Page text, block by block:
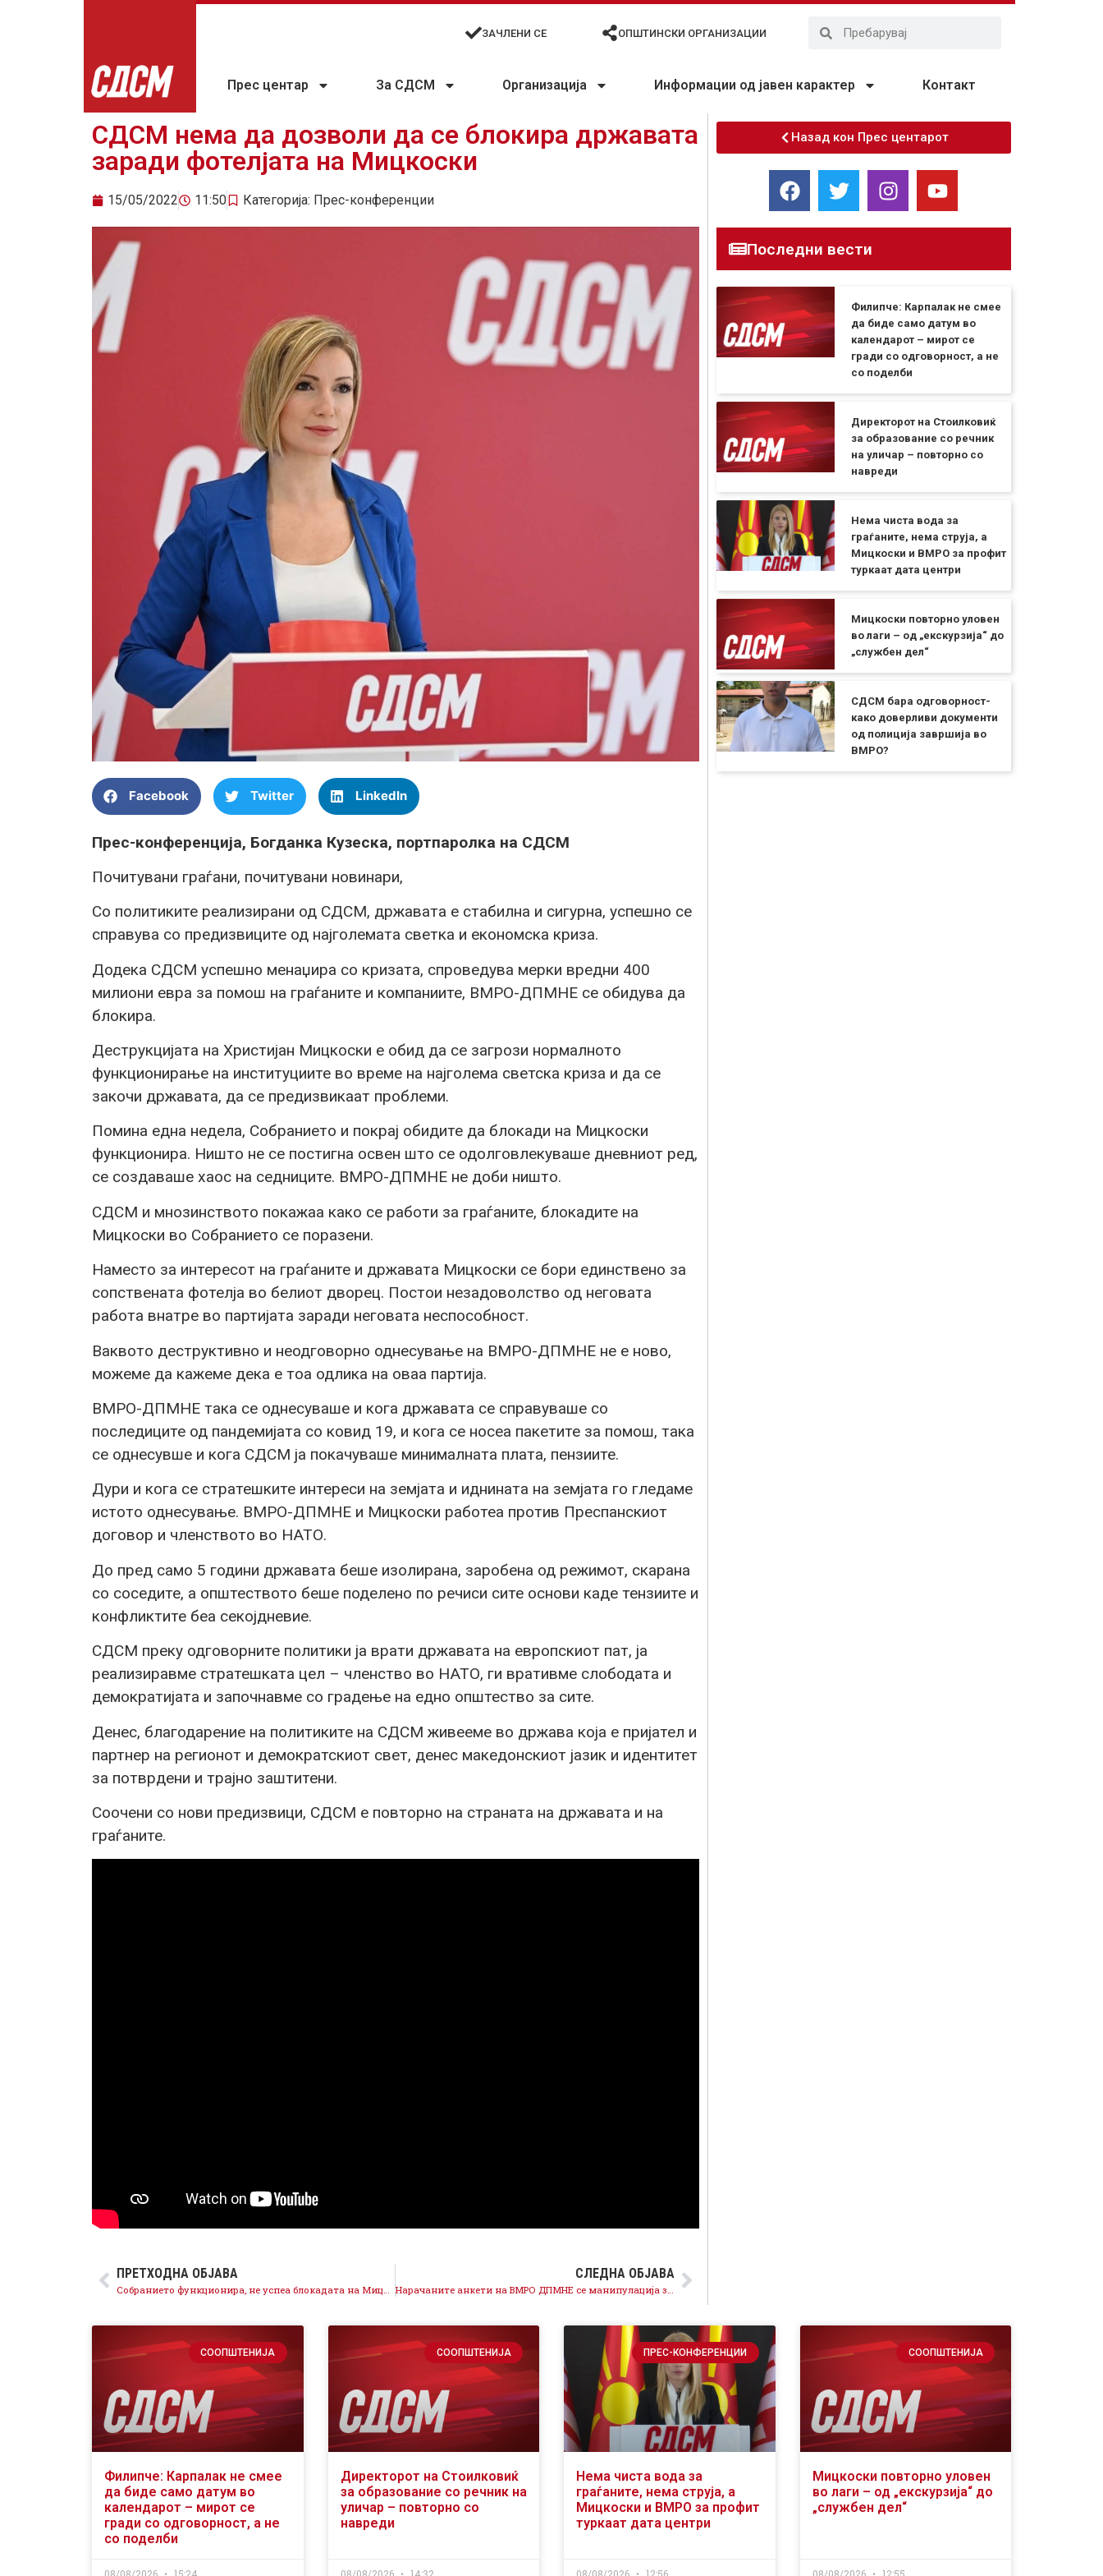
ЗАЧЛЕНИ СЕ ОПШТИНСКИ ОРГАНИЗАЦИИ
Прес центар За СДСМ Организација Информации од јавен карактер Контакт
СДСМ нема да дозволи да се блокира државата
заради фотелјата на Мицкоски
15/05/2022 11:50 Категорија: Прес-конференции
Facebook Twitter LinkedIn
Прес-конференција, Богданка Кузеска, портпаролка на СДСМ
Почитувани граѓани, почитувани новинари,
Со политиките реализирани од СДСМ, државата е стабилна и сигурна, успешно се
справува со предизвиците од најголемата светка и економска криза.
Додека СДСМ успешно менаџира со кризата, спроведува мерки вредни 400
милиони евра за помош на граѓаните и компаниите, ВМРО-ДПМНЕ се обидува да
блокира.
Деструкцијата на Христијан Мицкоски е обид да се загрози нормалното
функционирање на институциите во време на најголема светска криза и да се
закочи државата, да се предизвикаат проблеми.
Помина една недела, Собранието и покрај обидите да блокади на Мицкоски
функционира. Ништо не се постигна освен што се одолговлекуваше дневниот ред,
се создаваше хаос на седниците. ВМРО-ДПМНЕ не доби ништо.
СДСМ и мнозинството покажаа како се работи за граѓаните, блокадите на
Мицкоски во Собранието се поразени.
Наместо за интересот на граѓаните и државата Мицкоски се бори единствено за
сопствената фотелја во белиот дворец. Постои незадоволство од неговата
работа внатре во партијата заради неговата неспособност.
Ваквото деструктивно и неодговорно однесување на ВМРО-ДПМНЕ не е ново,
можеме да кажеме дека е тоа одлика на оваа партија.
ВМРО-ДПМНЕ така се однесуваше и кога државата се справуваше со
последиците од пандемијата со ковид 19, и кога се носеа пакетите за помош, така
се однесувше и кога СДСМ ја покачуваше минималната плата, пензиите.
Дури и кога се стратешките интереси на земјата и иднината на земјата го гледаме
истото однесување. ВМРО-ДПМНЕ и Мицкоски работеа против Преспанскиот
договор и членството во НАТО.
До пред само 5 години државата беше изолирана, заробена од режимот, скарана
со соседите, а општеството беше поделено по речиси сите основи каде тензиите и
конфликтите беа секојдневие.
СДСМ преку одговорните политики ја врати државата на европскиот пат, ја
реализиравме стратешката цел – членство во НАТО, ги вративме слободата и
демократијата и започнавме со градење на едно општество за сите.
Денес, благодарение на политиките на СДСМ живееме во држава која е пријател и
партнер на регионот и демократскиот свет, денес македонскиот јазик и идентитет
за потврдени и трајно заштитени.
Соочени со нови предизвици, СДСМ е повторно на страната на државата и на
граѓаните.
ПРЕТХОДНА ОБЈАВА СЛЕДНА ОБЈАВА
Назад кон Прес центарот
Последни вести
Филипче: Карпалак не смее
да биде само датум во
календарот – мирот се
гради со одговорност, а не
со поделби
Директорот на Стоилковиќ
за образование со речник
на уличар – повторно со
навреди
Нема чиста вода за
граѓаните, нема струја, а
Мицкоски и ВМРО за профит
туркаат дата центри
Мицкоски повторно уловен
во лаги – од „екскурзија“ до
„службен дел“
СДСМ бара одговорност-
како доверливи документи
од полиција завршија во
ВМРО?
СООПШТЕНИЈА
Филипче: Карпалак не смее
да биде само датум во
календарот – мирот се
гради со одговорност, а не
со поделби
СООПШТЕНИЈА
Директорот на Стоилковиќ
за образование со речник на
уличар – повторно со
навреди
ПРЕС-КОНФЕРЕНЦИИ
Нема чиста вода за
граѓаните, нема струја, а
Мицкоски и ВМРО за профит
туркаат дата центри
СООПШТЕНИЈА
Мицкоски повторно уловен
во лаги – од „екскурзија“ до
„службен дел“